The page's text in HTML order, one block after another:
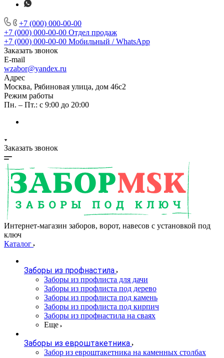
+7 (000) 000-00-00
+7 (000) 000-00-00 Отдел продаж
+7 (000) 000-00-00 Мобильный / WhatsApp
Заказать звонок
E-mail
wzabor@yandex.ru
Адрес
Москва, Рябиновая улица, дом 46с2
Режим работы
Пн. – Пт.: с 9:00 до 20:00
Заказать звонок
Интернет-магазин заборов, ворот, навесов с установкой под
ключ
Каталог
Заборы из профнастила
Заборы из профлиста для дачи
Заборы из профлиста под дерево
Заборы из профлиста под камень
Заборы из профлиста под кирпич
Заборы из профнастила на сваях
Еще
Заборы из евроштакетника
Забор из евроштакетника на каменных столбах